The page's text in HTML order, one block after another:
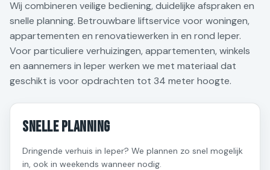
Wij combineren veilige bediening, duidelijke afspraken en
snelle planning. Betrouwbare liftservice voor woningen,
appartementen en renovatiewerken in en rond Ieper.
Voor particuliere verhuizingen, appartementen, winkels
en aannemers in Ieper werken we met materiaal dat
geschikt is voor opdrachten tot 34 meter hoogte.
Snelle planning
Dringende verhuis in Ieper? We plannen zo snel mogelijk
in, ook in weekends wanneer nodig.